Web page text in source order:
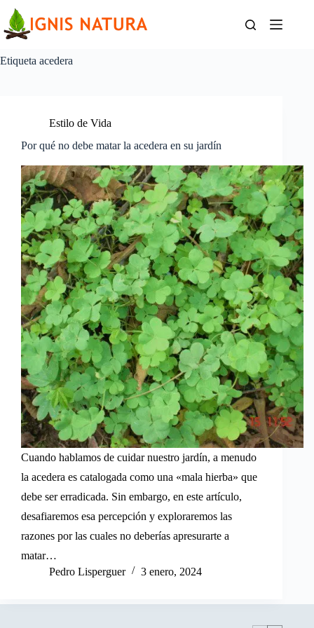
contenido
Etiqueta acedera
Estilo de Vida
Por qué no debe matar la acedera en su jardín
Cuando hablamos de cuidar nuestro jardín, a menudo
la acedera es catalogada como una «mala hierba» que
debe ser erradicada. Sin embargo, en este artículo,
desafiaremos esa percepción y exploraremos las
razones por las cuales no deberías apresurarte a
matar…
Pedro Lisperguer
3 enero, 2024